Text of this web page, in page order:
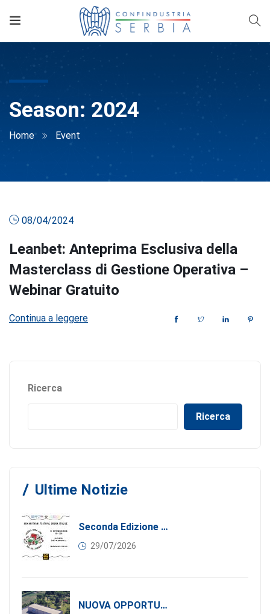
Season: 2024
Home Event
08/04/2024
Leanbet: Anteprima Esclusiva della
Masterclass di Gestione Operativa –
Webinar Gratuito
Continua a leggere
Ricerca
Ricerca
Ultime Notizie
Seconda Edizione Di MANGIA. DONA. AMA: Quando La Gastronomia Incontra La Solidarietà, 11 Settembre 2026
29/07/2026
NUOVA OPPORTUNITÀ DI BUSINESS PER I SOCI DI CONFINDUSTRIA SERBIA: Affitasi Un Moderno Capannone Industriale A Pančevo – 1.200 M² Nella Zona Industriale